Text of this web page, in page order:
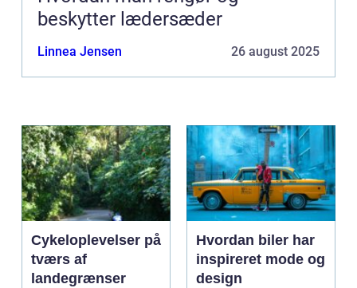
beskytter lædersæder
Linnea Jensen 26 august 2025
Cykeloplevelser på
tværs af
landegrænser
Hvordan biler har
inspireret mode og
design